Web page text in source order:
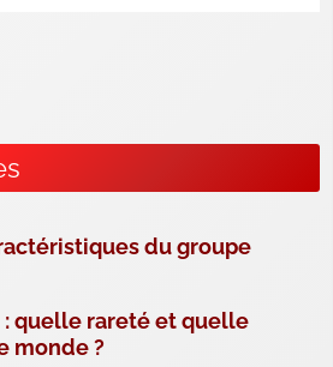
du groupe
: quelle rareté et quelle
monde ?